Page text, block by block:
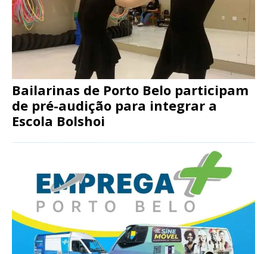
Bailarinas de Porto Belo participam
de pré-audição para integrar a
Escola Bolshoi